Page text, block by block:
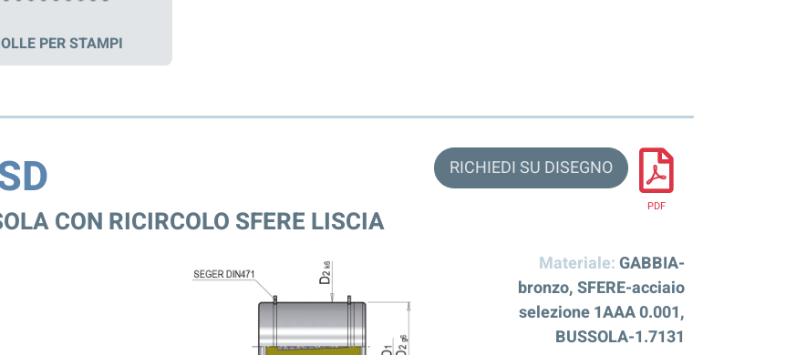
PER STAMPI
CON RICIRCOLO SFERE LISCIA
RICHIEDI SU DISEGNO
PDF
Materiale:GABBIA-
bronzo, SFERE-acciaio
selezione 1AAA 0.001,
BUSSOLA-1.7131